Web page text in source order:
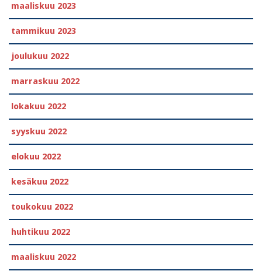
maaliskuu 2023
tammikuu 2023
joulukuu 2022
marraskuu 2022
lokakuu 2022
syyskuu 2022
elokuu 2022
kesäkuu 2022
toukokuu 2022
huhtikuu 2022
maaliskuu 2022